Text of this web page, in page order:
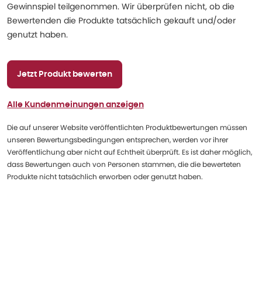
Gewinnspiel teilgenommen. Wir überprüfen nicht, ob die
Bewertenden die Produkte tatsächlich gekauft und/oder
genutzt haben.
Jetzt Produkt bewerten
Alle Kundenmeinungen anzeigen
Die auf unserer Website veröffentlichten Produktbewertungen müssen
unseren Bewertungsbedingungen entsprechen, werden vor ihrer
Veröffentlichung aber nicht auf Echtheit überprüft. Es ist daher möglich,
dass Bewertungen auch von Personen stammen, die die bewerteten
Produkte nicht tatsächlich erworben oder genutzt haben.